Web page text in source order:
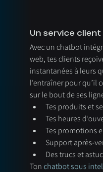
Un service
Avec un chatbot
web, tes clients
instantanées à leurs
l’entraîner pour qu’il
sur le bout de ses
Tes produits et
Tes heures
Tes promotions
Support après-
Des trucs et
Ton chatbot sous